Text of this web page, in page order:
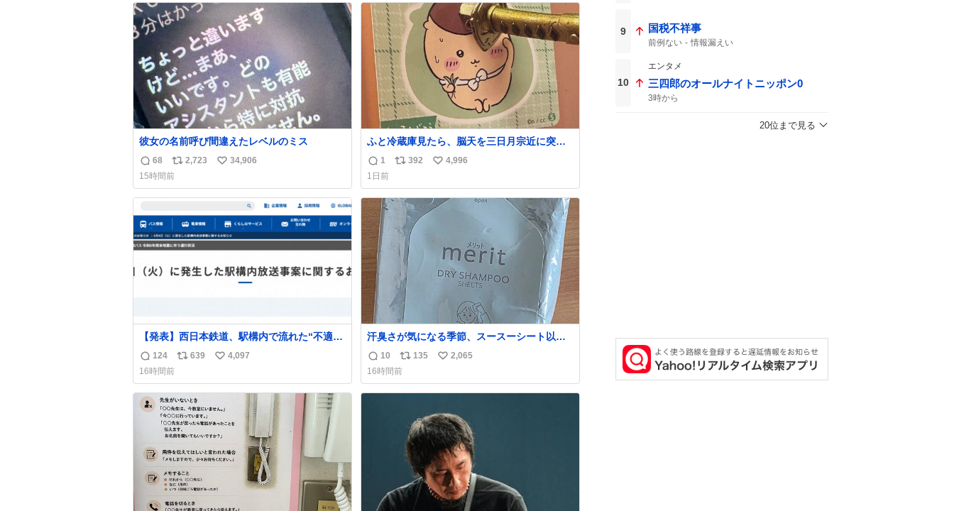
ト
数
ト
数
彼女の名前呼び間違えたレベルのミス
返
信
数
68
リ
ポ
ス
数
2,723
い
ね
34,906
15時間前
ふと冷蔵庫見たら、脳天を三日月宗近に突き
刺されてるくりまんじゅうパイセンが
返
信
数
1
リ
ス
数
392
い
ね
数
4,996
1日前
【発表】西日本鉄道、駅構内で流れた“不適切
音声”に声明「被害届も検討」
news.livedoor.com/article/detail… 4日に西
鉄福岡（天神）駅および薬院駅で発生した駅
構内放送事案について声明を公表した。「第
三者によって駅構内放送設備に外部から不正
に音声が流された可能性も含めて確認を実
施」と説明した。
返
信
数
124
リ
ス
ト
数
639
い
ね
数
4,097
16時間前
汗臭さが気になる季節、スースーシート以外
だと、これがとにかくスッキリする。2年くら
い前に #生活は踊る で紹介したやつ。おじさ
んにもおばさんにもオススメだ。ドラストに
売ってるぞ。ドライシャンプーって書いてあ
首筋がんがん拭いて汗臭不安を解消。
返
信
数
10
リ
ポ
ス
135
い
ね
2,065
16時間前
9 国税不祥事
前例ない 情報漏えい
10
エンタメ
三四郎のオールナイトニッポン0
3時から
20位まで見る